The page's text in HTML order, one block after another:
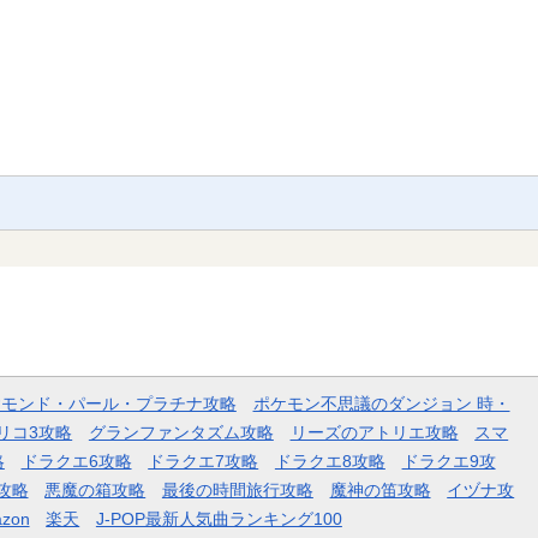
ンド・パール・プラチナ攻略
ポケモン不思議のダンジョン 時・
コ3攻略 グランファンタズム攻略 リーズのアトリエ攻略
スマ
ドラクエ6攻略 ドラクエ7攻略 ドラクエ8攻略
ドラクエ9攻
略 悪魔の箱攻略 最後の時間旅行攻略 魔神の笛攻略
イヅナ攻
楽天 J-POP最新人気曲ランキング100